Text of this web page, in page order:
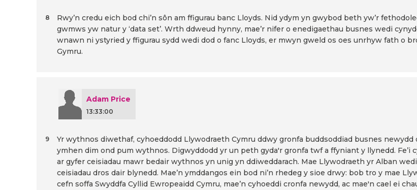
Rwy’n credu eich bod chi’n sôn am ffigurau banc Lloyds. Nid ydym yn gwybod beth yw’r
gwmws yw natur y ‘data set’. Wrth ddweud hynny, mae’r nifer o enedigaethau busnes wedi
wnawn ni ystyried y ffigurau sydd wedi dod o fanc Lloyds, er mwyn gweld os oes unrhyw fath o
Gymru.
8
Adam Price
13:33:00
Yr wythnos diwethaf, cyhoeddodd Llywodraeth Cymru ddwy gronfa buddsoddiad busnes newydd
ymhen dim ond pum wythnos. Digwyddodd yr un peth gyda'r gronfa twf a ffyniant y llynedd. Fe’i
ar gyfer ceisiadau mawr bedair wythnos yn unig yn ddiweddarach. Mae Llywodraeth yr Alban
ceisiadau dros dair blynedd. Mae’n ymddangos ein bod ni’n rhedeg y sioe drwy: bob tro y mae
cefn soffa Swyddfa Cyllid Ewropeaidd Cymru, mae’n cyhoeddi cronfa newydd, ac mae'n cael ei
9